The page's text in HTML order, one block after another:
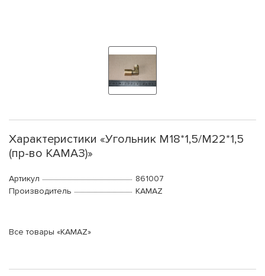
Характеристики «Угольник М18*1,5/М22*1,5
(пр-во КАМАЗ)»
Артикул
861007
Производитель
KAMAZ
Все товары «KAMAZ»